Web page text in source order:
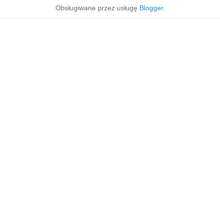
Obsługiwane przez usługę Blogger.